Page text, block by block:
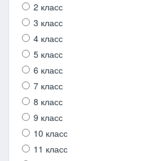
2 класс
3 класс
4 класс
5 класс
6 класс
7 класс
8 класс
9 класс
10 класс
11 класс